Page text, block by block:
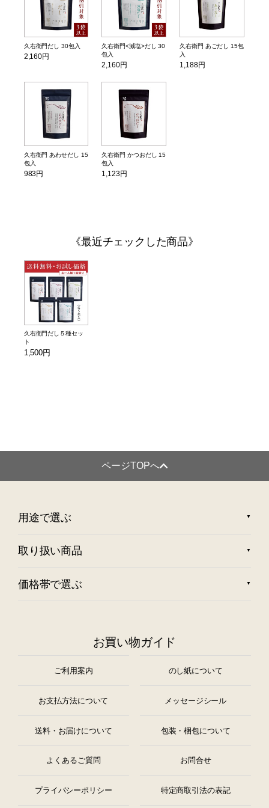
久右衛門だし 30包入
2,160円
久右衛門<減塩>だし 30
包入
2,160円
久右衛門 あごだし 15包
入
1,188円
久右衛門 あわせだし 15
包入
983円
久右衛門 かつおだし 15
包入
1,123円
最近チェックした商品
久右衛門だし５種セッ
ト
1,500円
ページTOPへ
用途で選ぶ
取り扱い商品
価格帯で選ぶ
お買い物ガイド
ご利用案内 のし紙について
お支払方法について メッセージシール
送料・お届けについて 包装・梱包について
よくあるご質問 お問合せ
プライバシーポリシー 特定商取引法の表記